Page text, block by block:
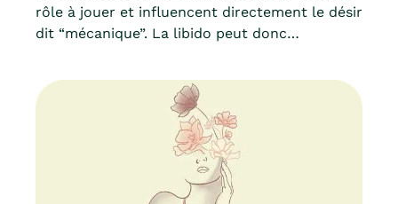
rôle à jouer et influencent directement le désir
dit “mécanique”. La libido peut donc
âges et les moments de la vie. D’un autre côté,
de nombreux autres facteurs entrent en ligne
de mire. Alors, comment comprendre le rôle
des hormones dans notre libido ? Mia fait le